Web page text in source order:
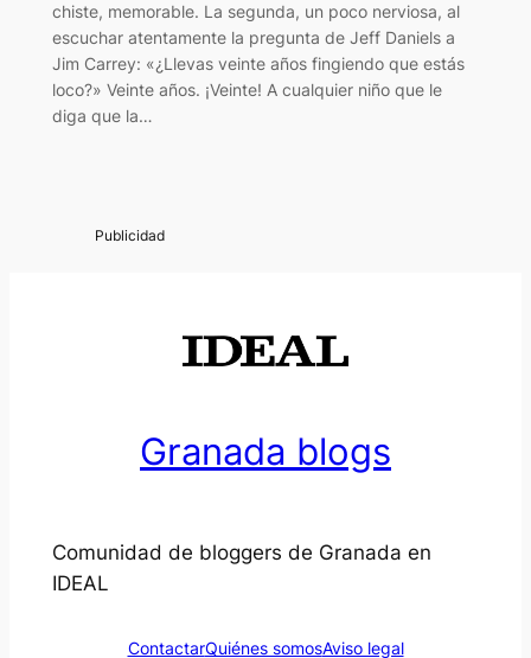
chiste, memorable. La segunda, un poco nerviosa, al
escuchar atentamente la pregunta de Jeff Daniels a
Jim Carrey: «¿Llevas veinte años fingiendo que estás
loco?» Veinte años. ¡Veinte! A cualquier niño que le
diga que la…
Granada blogs
Comunidad de bloggers de Granada en
IDEAL
ContactarQuiénes somosAviso legal